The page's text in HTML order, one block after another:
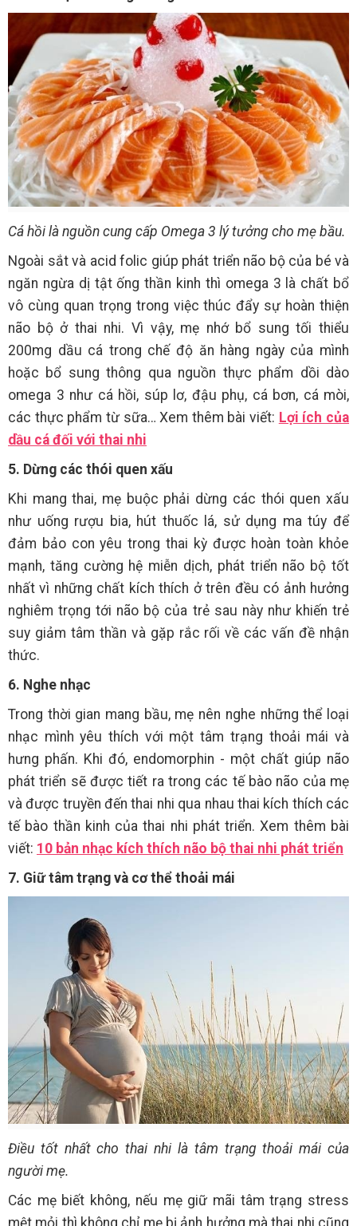
Cá hồi là nguồn cung cấp Omega 3 lý tưởng cho mẹ bầu.
Ngoài sắt và acid folic giúp phát triển não bộ của bé và
ngăn ngừa dị tật ống thần kinh thì omega 3 là chất bổ
vô cùng quan trọng trong việc thúc đẩy sự hoàn thiện
não bộ ở thai nhi. Vì vậy, mẹ nhớ bổ sung tối thiểu
200mg dầu cá trong chế độ ăn hàng ngày của mình
hoặc bổ sung thông qua nguồn thực phẩm dồi dào
omega 3 như cá hồi, súp lơ, đậu phụ, cá bơn, cá mòi,
các thực phẩm từ sữa… Xem thêm bài viết: Lợi ích của
dầu cá đối với thai nhi
5. Dừng các thói quen xấu
Khi mang thai, mẹ buộc phải dừng các thói quen xấu
như uống rượu bia, hút thuốc lá, sử dụng ma túy để
đảm bảo con yêu trong thai kỳ được hoàn toàn khỏe
mạnh, tăng cường hệ miễn dịch, phát triển não bộ tốt
nhất vì những chất kích thích ở trên đều có ảnh hưởng
nghiêm trọng tới não bộ của trẻ sau này như khiến trẻ
suy giảm tâm thần và gặp rắc rối về các vấn đề nhận
thức.
6. Nghe nhạc
Trong thời gian mang bầu, mẹ nên nghe những thể loại
nhạc mình yêu thích với một tâm trạng thoải mái và
hưng phấn. Khi đó, endomorphin - một chất giúp não
phát triển sẽ được tiết ra trong các tế bào não của mẹ
và được truyền đến thai nhi qua nhau thai kích thích các
tế bào thần kinh của thai nhi phát triển. Xem thêm bài
viết: 10 bản nhạc kích thích não bộ thai nhi phát triển
7. Giữ tâm trạng và cơ thể thoải mái
Điều tốt nhất cho thai nhi là tâm trạng thoải mái của
người mẹ.
Các mẹ biết không, nếu mẹ giữ mãi tâm trạng stress